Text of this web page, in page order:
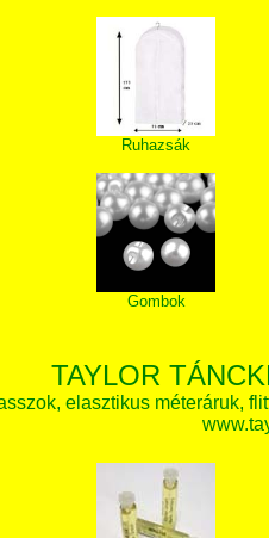
Ruhazsák
Gombok
TAYLOR
elasztikus méteráruk,